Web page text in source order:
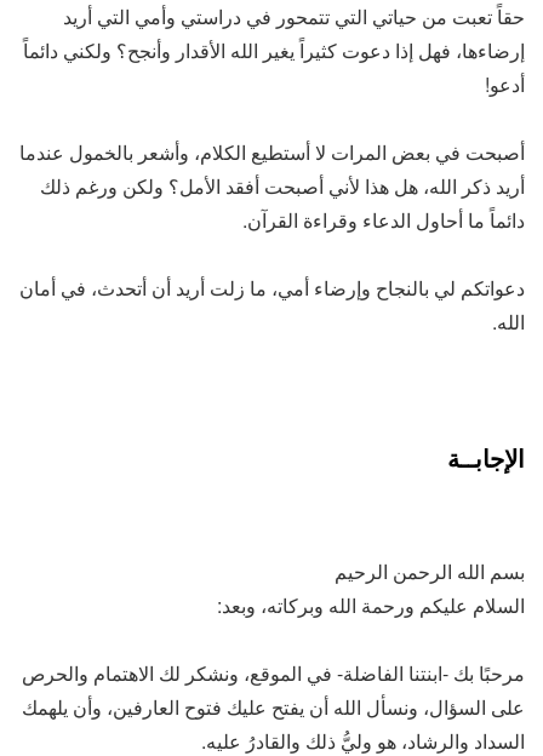
حقاً تعبت من حياتي التي تتمحور في دراستي وأمي التي أريد
إرضاءها، فهل إذا دعوت كثيراً يغير الله الأقدار وأنجح؟ ولكني دائماً
أدعو!
أصبحت في بعض المرات لا أستطيع الكلام، وأشعر بالخمول عندما
أريد ذكر الله، هل هذا لأني أصبحت أفقد الأمل؟ ولكن ورغم ذلك
دائماً ما أحاول الدعاء وقراءة القرآن.
دعواتكم لي بالنجاح وإرضاء أمي، ما زلت أريد أن أتحدث، في أمان
الله.
الإجابــة
بسم الله الرحمن الرحيم
السلام عليكم ورحمة الله وبركاته، وبعد:
مرحبًا بك -ابنتنا الفاضلة- في الموقع، ونشكر لك الاهتمام والحرص
على السؤال، ونسأل الله أن يفتح عليك فتوح العارفين، وأن يلهمك
السداد والرشاد، هو وليُّ ذلك والقادرُ عليه.